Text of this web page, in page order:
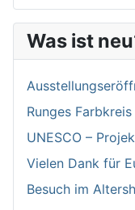
Was ist
Runges
UNESCO –
Vielen Dank für
Besuch im